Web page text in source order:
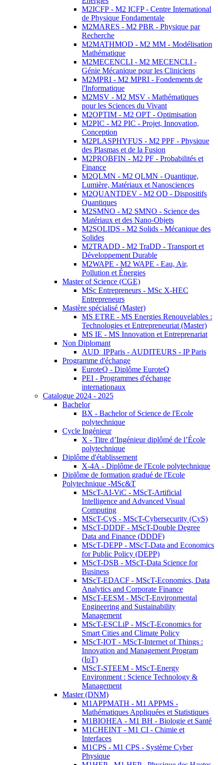
M2ICFP - M2 ICFP - Centre International
de Physique Fondamentale
M2MARES - M2 PBR - Physique par
Recherche
M2MATHMOD - M2 MM - Modélisation
Mathématique
M2MECENCLI - M2 MECENCLI -
Génie Mécanique pour les Cliniciens
M2MPRI - M2 MPRI - Fondements de
l'Informatique
M2MSV - M2 MSV - Mathématiques
pour les Sciences du Vivant
M2OPTIM - M2 OPT - Optimisation
M2PIC - M2 PIC - Projet, Innovation,
Conception
M2PLASPHYFUS - M2 PPF - Physique
des Plasmas et de la Fusion
M2PROBFIN - M2 PF - Probabilités et
Finance
M2QLMN - M2 QLMN - Quantique,
Lumière, Matériaux et Nanosciences
M2QUANTDEV - M2 QD - Dispositifs
Quantiques
M2SMNO - M2 SMNO - Science des
Matériaux et des Nano-Objets
M2SOLIDS - M2 Solids - Mécanique des
Solides
M2TRADD - M2 TraDD - Transport et
Développement Durable
M2WAPE - M2 WAPE - Eau, Air,
Pollution et Énergies
Master of Science (CGE)
MSc Entrepreneurs - MSc X-HEC
Entrepreneurs
Mastère spécialisé (Master)
MS ETRE - MS Energies Renouvelables :
Technologies et Entrepreneuriat (Master)
MS IE - MS Innovation et Entreprenariat
Non Diplomant
AUD_IPParis - AUDITEURS - IP Paris
Programme d'échange
EuroteQ - Diplôme EuroteQ
PEI - Programmes d'échange
internationaux
Catalogue 2024 - 2025
Bachelor
BX - Bachelor of Science de l'Ecole
polytechnique
Cycle Ingénieur
X - Titre d’Ingénieur diplômé de l’École
polytechnique
Diplôme d'établissement
X-4A - Diplôme de l'Ecole polytechnique
Diplôme de formation gradué de l'Ecole
Polytechnique -MSc&T
MScT-AI-ViC - MScT-Artificial
Intelligence and Advanced Visual
Computing
MScT-CyS - MScT-Cybersecurity (CyS)
MScT-DDDF - MScT-Double Degree
Data and Finance (DDDF)
MScT-DEPP - MScT-Data and Economics
for Public Policy (DEPP)
MScT-DSB - MScT-Data Science for
Business
MScT-EDACF - MScT-Economics, Data
Analytics and Corporate Finance
MScT-EESM - MScT-Environmental
Engineering and Sustainability
Management
MScT-ESCLiP - MScT-Economics for
Smart Cities and Climate Policy
MScT-IOT - MScT-Internet of Things :
Innovation and Management Program
(IoT)
MScT-STEEM - MScT-Energy
Environment : Science Technology &
Management
Master (DNM)
M1APPMATH - M1 APPMS -
Mathématiques Appliquées et Statistiques
M1BIOHEA - M1 BH - Biologie et Santé
M1CHEINT - M1 CI - Chimie et
Interfaces
M1CPS - M1 CPS - Système Cyber
Physique